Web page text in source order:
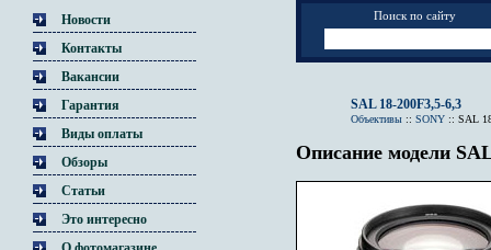
Новости
Контакты
Вакансии
Гарантия
Виды оплаты
Обзоры
Статьи
Это интересно
Поиск по сайту
SAL 18-200F3,5-6,3
Объективы :: SONY :: SAL
Описание модели